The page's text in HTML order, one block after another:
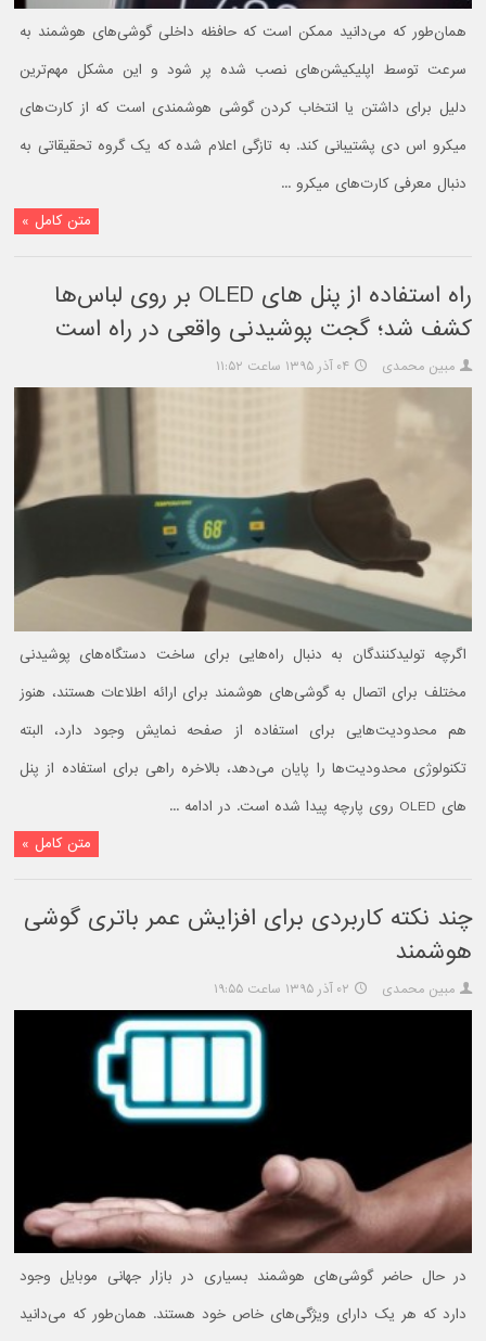
همان‌طور که می‌دانید ممکن است که حافظه داخلی گوشی‌های هوشمند به
سرعت توسط اپلیکیشن‌های نصب شده پر شود و این مشکل مهم‌ترین
دلیل برای داشتن یا انتخاب کردن گوشی هوشمندی است‌ که از کارت‌های
میکرو اس دی پشتیبانی کند. به تازگی اعلام شده که یک گروه تحقیقاتی به
دنبال معرفی کارت‌های میکرو ...
متن کامل »
راه استفاده از پنل های OLED بر روی لباس‌ها
کشف شد؛ گجت پوشیدنی واقعی در راه است
مبین محمدی ۰۴ آذر ۱۳۹۵ ساعت ۱۱:۵۲
اگرچه تولیدکنندگان به دنبال راه‌هایی برای ساخت دستگاه‌های پوشیدنی
مختلف برای اتصال به گوشی‌های هوشمند برای ارائه اطلاعات هستند، هنوز
هم محدودیت‌هایی برای استفاده از صفحه نمایش وجود دارد، البته
تکنولوژی محدودیت‌ها را پایان می‌دهد، بالاخره راهی برای استفاده از پنل
های OLED روی پارچه پیدا شده است. در ادامه ...
متن کامل »
چند نکته کاربردی برای افزایش عمر باتری گوشی‌
هوشمند
مبین محمدی ۰۲ آذر ۱۳۹۵ ساعت ۱۹:۵۵
در حال حاضر گوشی‌های هوشمند بسیاری در بازار جهانی موبایل وجود
دارد که هر یک دارای ویژگی‌های خاص خود هستند. همان‌طور که می‌دانید